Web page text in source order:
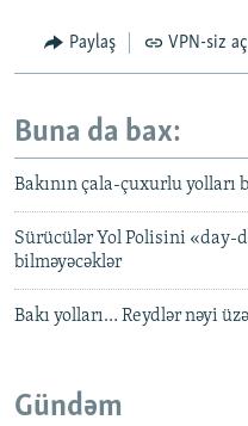
Paylaş VPN-siz
Buna da bax:
Bakının çala-çuxurlu yolları
Sürücülər Yol Polisini «day-
bilməyəcəklər
Bakı yolları… Reydlər nəyi
Gündəm